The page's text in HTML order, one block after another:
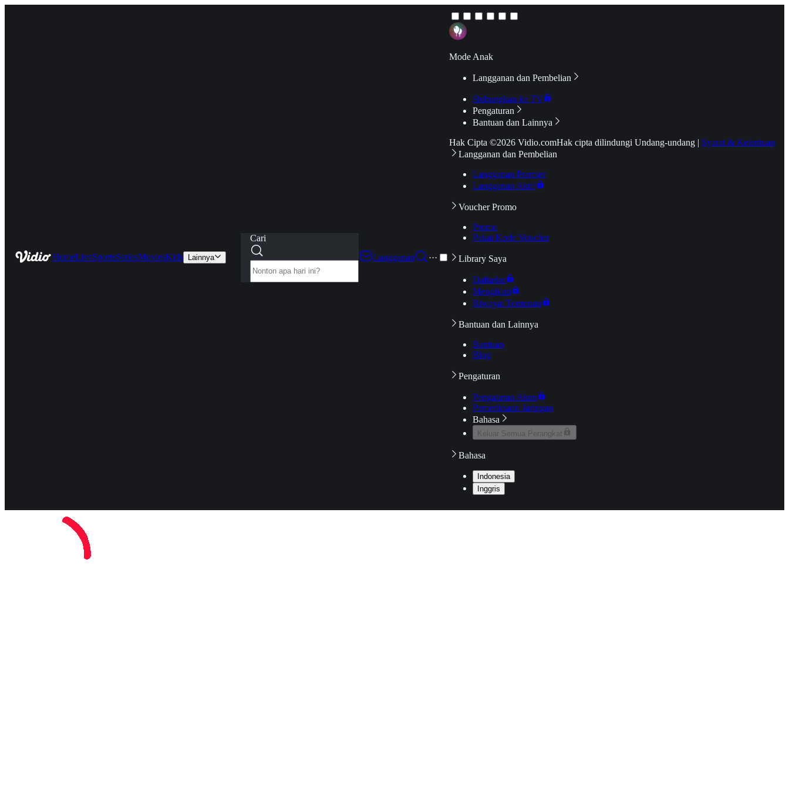
HomeLiveSportsSeriesMoviesKids Lainnya
Cari
Langganan
···
Mode Anak
Langganan dan Pembelian
Hubungkan ke TV
Pengaturan
Bantuan dan Lainnya
Hak Cipta ©2026 Vidio.comHak cipta dilindungi Undang-undang | Syarat & Ketentuan
Langganan dan Pembelian
Langganan Premier
Langganan Aktif
Voucher Promo
Promo
Pakai Kode Voucher
Library Saya
Daftarku
Mengikuti
Riwayat Tontonan
Bantuan dan Lainnya
Bantuan
Blog
Pengaturan
Pengaturan Akun
Pemeriksaan Jaringan
Bahasa
Keluar Semua Perangkat
Bahasa
Indonesia
Inggris